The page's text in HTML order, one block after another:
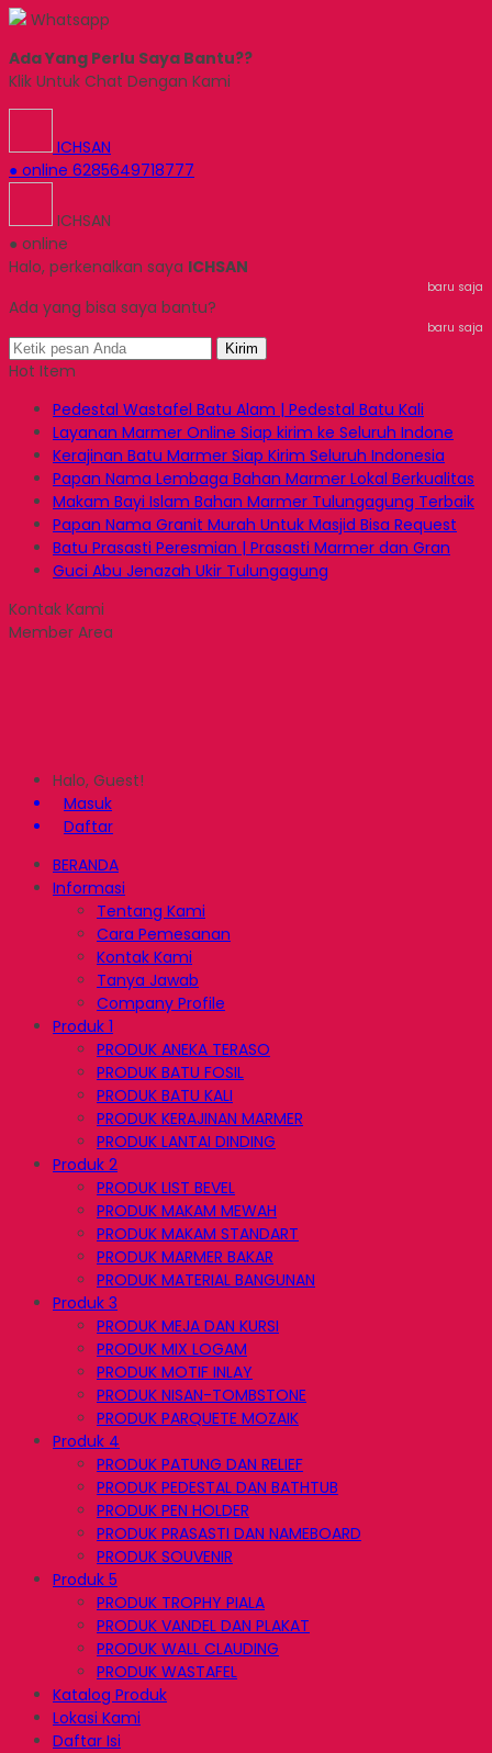
Whatsapp
Ada Yang Perlu Saya Bantu??
Klik Untuk Chat Dengan Kami
ICHSAN
● online 6285649718777
ICHSAN
● online
Halo, perkenalkan saya ICHSAN
baru saja
Ada yang bisa saya bantu?
baru saja
Kirim
Hot Item
Pedestal Wastafel Batu Alam | Pedestal Batu Kali
Layanan Marmer Online Siap kirim ke Seluruh Indone
Kerajinan Batu Marmer Siap Kirim Seluruh Indonesia
Papan Nama Lembaga Bahan Marmer Lokal Berkualitas
Makam Bayi Islam Bahan Marmer Tulungagung Terbaik
Papan Nama Granit Murah Untuk Masjid Bisa Request
Batu Prasasti Peresmian | Prasasti Marmer dan Gran
Guci Abu Jenazah Ukir Tulungagung
Kontak Kami
Member Area
Halo, Guest!
Masuk
Daftar
BERANDA
Informasi
Tentang Kami
Cara Pemesanan
Kontak Kami
Tanya Jawab
Company Profile
Produk 1
PRODUK ANEKA TERASO
PRODUK BATU FOSIL
PRODUK BATU KALI
PRODUK KERAJINAN MARMER
PRODUK LANTAI DINDING
Produk 2
PRODUK LIST BEVEL
PRODUK MAKAM MEWAH
PRODUK MAKAM STANDART
PRODUK MARMER BAKAR
PRODUK MATERIAL BANGUNAN
Produk 3
PRODUK MEJA DAN KURSI
PRODUK MIX LOGAM
PRODUK MOTIF INLAY
PRODUK NISAN-TOMBSTONE
PRODUK PARQUETE MOZAIK
Produk 4
PRODUK PATUNG DAN RELIEF
PRODUK PEDESTAL DAN BATHTUB
PRODUK PEN HOLDER
PRODUK PRASASTI DAN NAMEBOARD
PRODUK SOUVENIR
Produk 5
PRODUK TROPHY PIALA
PRODUK VANDEL DAN PLAKAT
PRODUK WALL CLAUDING
PRODUK WASTAFEL
Katalog Produk
Lokasi Kami
Daftar Isi